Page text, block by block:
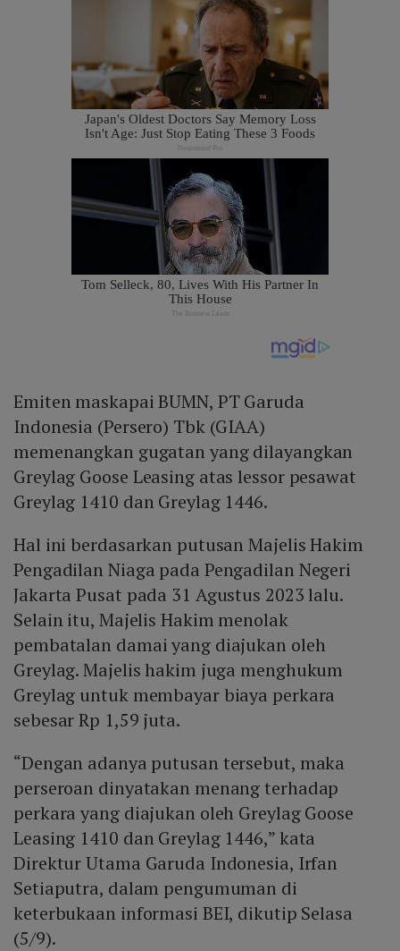
Emiten maskapai BUMN, PT Garuda
Indonesia (Persero) Tbk (GIAA)
memenangkan gugatan yang dilayangkan
Greylag Goose Leasing atas lessor pesawat
Greylag 1410 dan Greylag 1446.
Hal ini berdasarkan putusan Majelis Hakim
Pengadilan Niaga pada Pengadilan Negeri
Jakarta Pusat pada 31 Agustus 2023 lalu.
Selain itu, Majelis Hakim menolak
pembatalan damai yang diajukan oleh
Greylag. Majelis hakim juga menghukum
Greylag untuk membayar biaya perkara
sebesar Rp 1,59 juta.
“Dengan adanya putusan tersebut, maka
perseroan dinyatakan menang terhadap
perkara yang diajukan oleh Greylag Goose
Leasing 1410 dan Greylag 1446,” kata
Direktur Utama Garuda Indonesia, Irfan
Setiaputra, dalam pengumuman di
keterbukaan informasi BEI, dikutip Selasa
(5/9).